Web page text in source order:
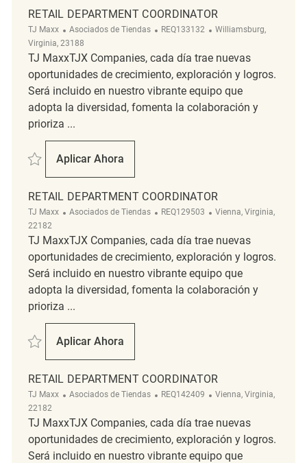
RETAIL DEPARTMENT COORDINATOR
TJ Maxx Categoría
Asociados de Tiendas ReqId
REQ133132 Ubicación
Williamsburg,
Virginia, 23188
TJ MaxxTJX Companies, cada día trae nuevas
oportunidades de crecimiento, exploración y logros.
Será incluido en nuestro vibrante equipo que
adopta la diversidad, fomenta la colaboración y
prioriza ...
Salvar Retail Department Coordinator REQ133132
Aplicar Ahora
Retail Department Coordinator
RETAIL DEPARTMENT COORDINATOR
TJ Maxx Categoría
Asociados de Tiendas ReqId
REQ129503 Ubicación
Vienna, Virginia,
22182
TJ MaxxTJX Companies, cada día trae nuevas
oportunidades de crecimiento, exploración y logros.
Será incluido en nuestro vibrante equipo que
adopta la diversidad, fomenta la colaboración y
prioriza ...
Salvar Retail Department Coordinator REQ129503
Aplicar Ahora
Retail Department Coordinator
RETAIL DEPARTMENT COORDINATOR
TJ Maxx Categoría
Asociados de Tiendas ReqId
REQ142409 Ubicación
Vienna, Virginia,
22182
TJ MaxxTJX Companies, cada día trae nuevas
oportunidades de crecimiento, exploración y logros.
Será incluido en nuestro vibrante equipo que